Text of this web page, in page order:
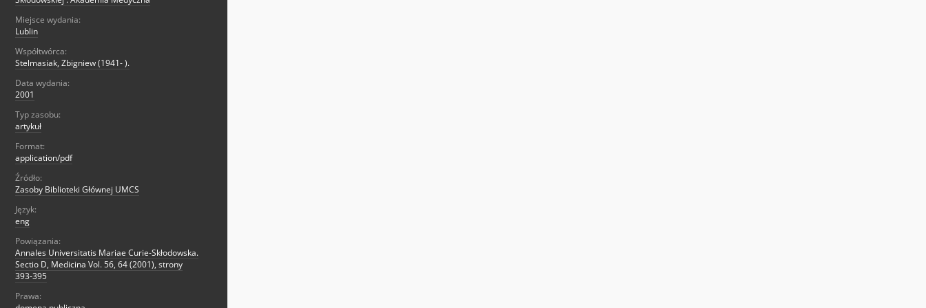
Miejsce wydania:
Lublin
Współtwórca:
Stelmasiak, Zbigniew (1941- ).
Data wydania:
2001
Typ zasobu:
artykuł
Format:
application/pdf
Źródło:
Zasoby Biblioteki Głównej UMCS
Język:
eng
Powiązania:
Annales Universitatis Mariae Curie-Skłodowska.
Sectio D, Medicina Vol. 56, 64 (2001), strony
393-395
Prawa: